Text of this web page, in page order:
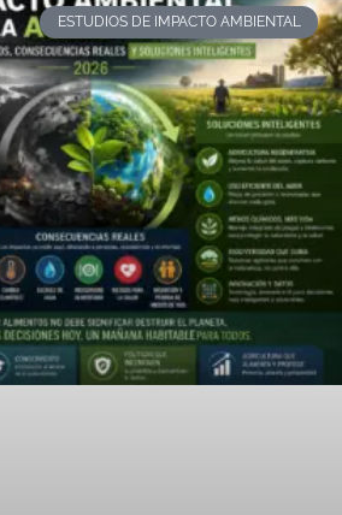
ESTUDIOS DE IMPACTO AMBIENTAL